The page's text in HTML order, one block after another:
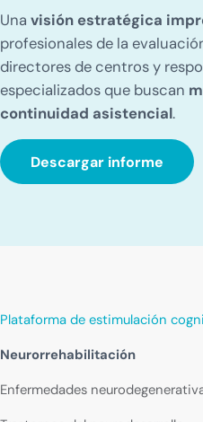
Unavisión estratégica
profesionales de la
directores de centros y
especializados que buscan
continuidad asistencial.
Descargar informe
Plataforma de estimulación
Neurorrehabilitación
Enfermedades